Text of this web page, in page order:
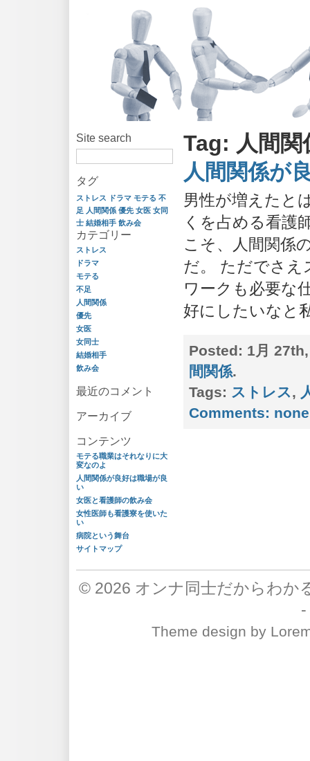
Site search
タグ
ストレス ドラマ モテる 不
足 人間関係 優先 女医 女同
士 結婚相手 飲み会
カテゴリー
ストレス
ドラマ
モテる
不足
人間関係
優先
女医
女同士
結婚相手
飲み会
最近のコメント
アーカイブ
コンテンツ
モテる職業はそれなりに大
変なのよ
人間関係が良好は職場が良
い
女医と看護師の飲み会
女性医師も看護寮を使いた
い
病院という舞台
サイトマップ
Tag: 人間関
人間関係が
男性が増えたと
くを占める看護
こそ、人間関係
だ。 ただでさえ
ワークも必要な
好にしたいなと
Posted: 1月
間関係.
Tags: ストレス,
Comments: none
© 2026 オンナ同士だからわか
-
Theme design by